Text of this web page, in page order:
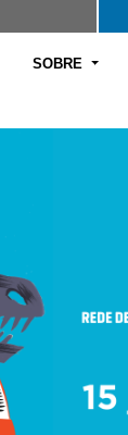
SOBRE